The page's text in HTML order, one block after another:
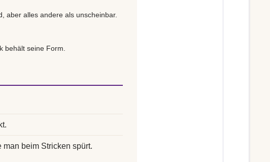
aber alles andere als unscheinbar.
behält seine Form.
beim Stricken spürt.